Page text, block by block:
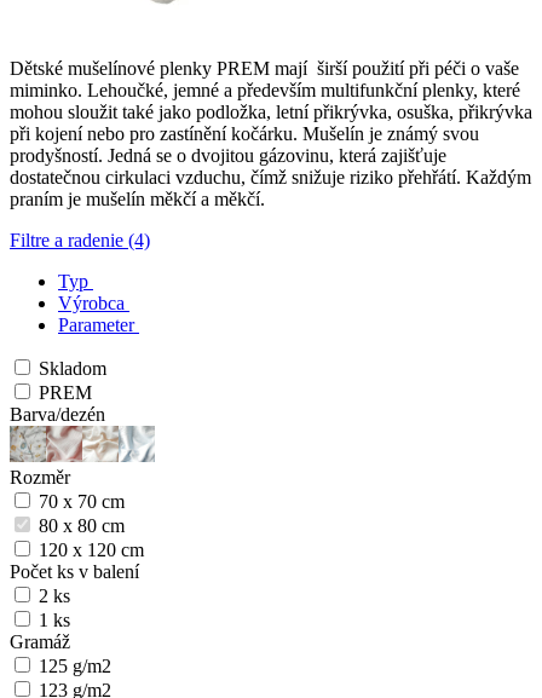
Dětské mušelínové plenky PREM mají širší použití při péči o vaše
miminko. Lehoučké, jemné a především multifunkční plenky, které
mohou sloužit také jako podložka, letní přikrývka, osuška, přikrývka
při kojení nebo pro zastínění kočárku. Mušelín je známý svou
prodyšností. Jedná se o dvojitou gázovinu, která zajišťuje
dostatečnou cirkulaci vzduchu, čímž snižuje riziko přehřátí. Každým
praním je mušelín měkčí a měkčí.
Filtre a radenie (4)
Typ
Výrobca
Parameter
Skladom
PREM
Barva/dezén
Rozměr
70 x 70 cm
80 x 80 cm
120 x 120 cm
Počet ks v balení
2 ks
1 ks
Gramáž
125 g/m2
123 g/m2